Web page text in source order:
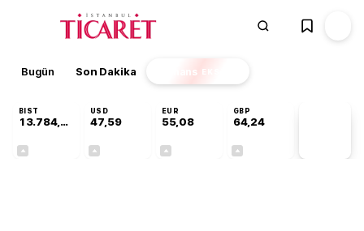
Bugün Son Dakika Finans EKSTRA
BIST
13.784,87
USD
47,59
EUR
55,08
GBP
64,24